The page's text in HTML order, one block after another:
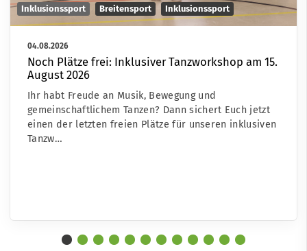
Inklusionssport Breitensport Inklusionssport
04.08.2026
Noch Plätze frei: Inklusiver Tanzworkshop am 15.
August 2026
Ihr habt Freude an Musik, Bewegung und
gemeinschaftlichem Tanzen? Dann sichert Euch jetzt
einen der letzten freien Plätze für unseren inklusiven
Tanzw…